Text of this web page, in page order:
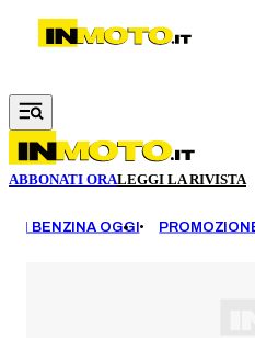
Vai al contenuto principale
ABBONATI ORALEGGI LA RIVISTA
BENZINA OGGI